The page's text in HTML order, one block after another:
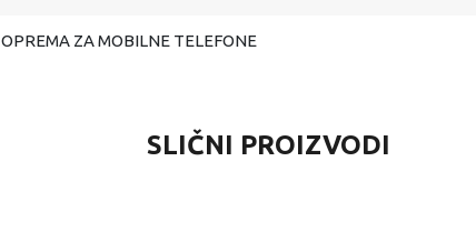
OPREMA ZA MOBILNE TELEFONE
SLIČNI PROIZVODI